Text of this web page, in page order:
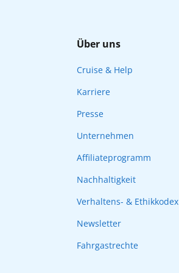
Über uns
Cruise & Help
Karriere
Presse
Unternehmen
Affiliateprogramm
Nachhaltigkeit
Verhaltens- & Ethikkodex
Newsletter
Fahrgastrechte